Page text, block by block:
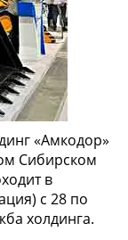
«Амкодор»
Сибирском
в
с 28 по
холдинга.